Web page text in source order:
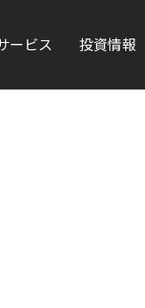
ービス 投資情報